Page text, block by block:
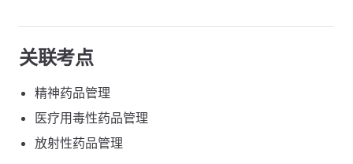
关联考点
精神药品管理
医疗用毒性药品管理
放射性药品管理